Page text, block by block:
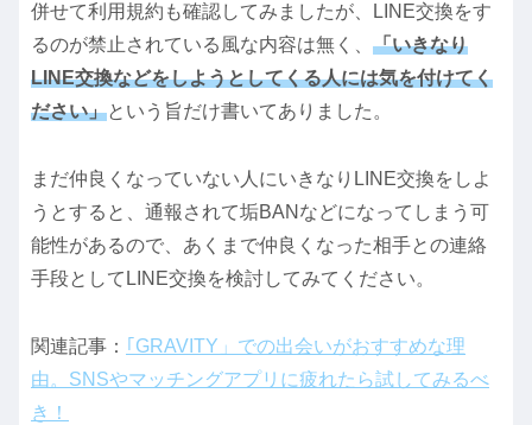
併せて利用規約も確認してみましたが、LINE交換をす
るのが禁止されている風な内容は無く、 「いきなり
LINE交換などをしようとしてくる人には気を付けてく
ださい」という旨だけ書いてありました。
まだ仲良くなっていない人にいきなりLINE交換をしよ
うとすると、通報されて垢BANなどになってしまう可
能性があるので、あくまで仲良くなった相手との連絡
手段としてLINE交換を検討してみてください。
関連記事： ｢GRAVITY」での出会いがおすすめな理
由。SNSやマッチングアプリに疲れたら試してみるべ
き！